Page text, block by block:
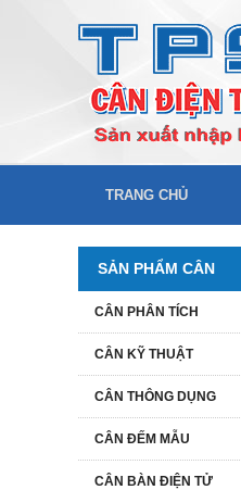
TRANG CHỦ
SẢN PHẨM CÂN
CÂN PHÂN TÍCH
CÂN KỸ THUẬT
CÂN THÔNG DỤNG
CÂN ĐẾM MẪU
CÂN BÀN ĐIỆN TỬ